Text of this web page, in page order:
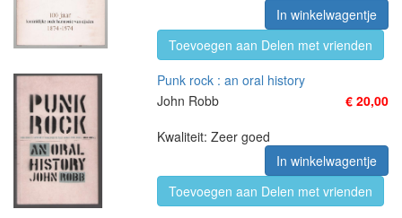
In winkelwagentje
Toevoegen aan Delen met vrienden
Punk rock : an oral history
John Robb
€ 20,00
Kwaliteit: Zeer goed
In winkelwagentje
Toevoegen aan Delen met vrienden